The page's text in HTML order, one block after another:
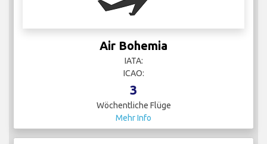
Air Bohemia
IATA:
ICAO:
3
Wöchentliche Flüge
Mehr Info